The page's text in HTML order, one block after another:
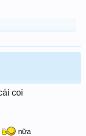
coi
nữa